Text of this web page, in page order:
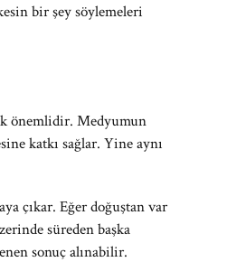
bir şey söylemeleri
önemlidir. Medyumun
katkı sağlar. Yine aynı
çıkar. Eğer doğuştan var
süreden başka
sonuç alınabilir.